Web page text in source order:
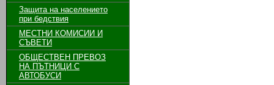
Защита на населението
при бедствия
МЕСТНИ КОМИСИИ И
СЪВЕТИ
ОБЩЕСТВЕН ПРЕВОЗ
НА ПЪТНИЦИ С
АВТОБУСИ